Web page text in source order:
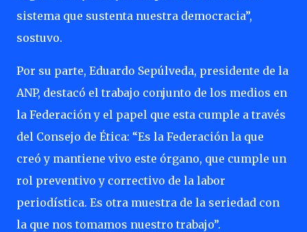
sistema que sustenta nuestra democracia”,
sostuvo.
Por su parte, Eduardo Sepúlveda, presidente de la
ANP, destacó el trabajo conjunto de los medios en
la Federación y el papel que esta cumple a través
del Consejo de Ética: “Es la Federación la que
creó y mantiene vivo este órgano, que cumple un
rol preventivo y correctivo de la labor
periodística. Es otra muestra de la seriedad con
la que nos tomamos nuestro trabajo”.